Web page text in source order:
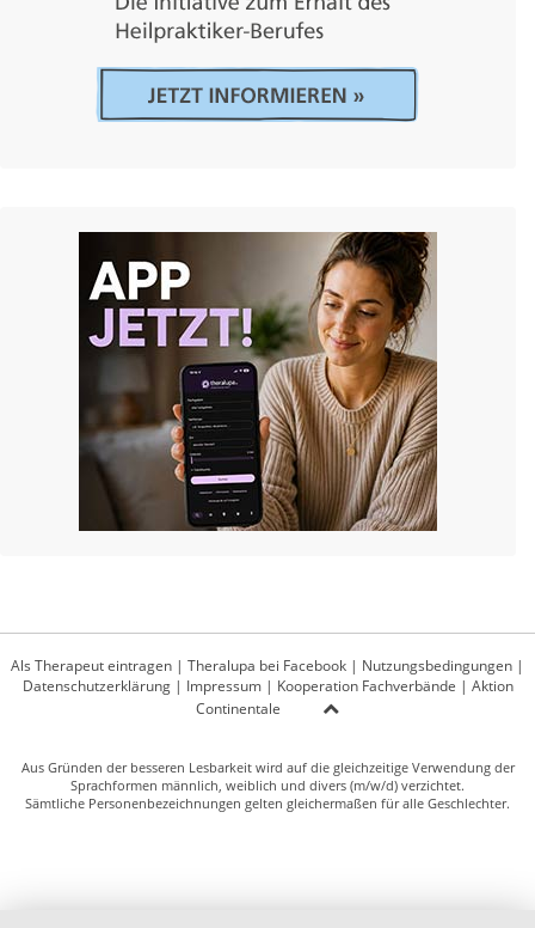
Als Therapeut eintragen | Theralupa bei Facebook | Nutzungsbedingungen |
Datenschutzerklärung| Impressum| Kooperation Fachverbände | Aktion
Continentale
Aus Gründen der besseren Lesbarkeit wird auf die gleichzeitige Verwendung der
Sprachformen männlich, weiblich und divers (m/w/d) verzichtet.
Sämtliche Personenbezeichnungen gelten gleichermaßen für alle Geschlechter.